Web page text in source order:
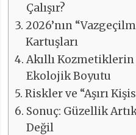
Çalışır?
2026’nın
Kartuşları
Akıllı
Ekolojik Boyutu
Riskler ve “Aşırı
Sonuç: Güzellik
Değil